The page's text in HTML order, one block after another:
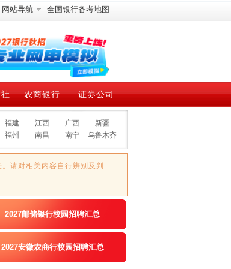
网站导航 全国银行备考地图
农商银行 证券公司
福建 江西 广西
新疆
福州 南昌 南宁 乌鲁木齐
请对相关内容自行辨别及判
2027邮储银行校园招聘汇总
2027安徽农商行校园招聘汇总